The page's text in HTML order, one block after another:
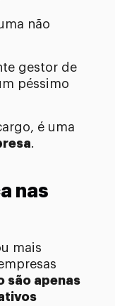
não
gestor de
péssimo
é uma
.
nas
mais
são apenas